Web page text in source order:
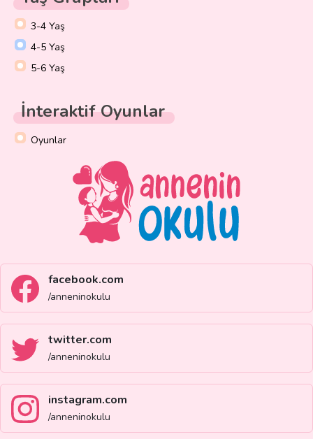
3-4 Yaş
4-5 Yaş
5-6 Yaş
İnteraktif Oyunlar
Oyunlar
facebook.com
/anneninokulu
twitter.com
/anneninokulu
instagram.com
/anneninokulu